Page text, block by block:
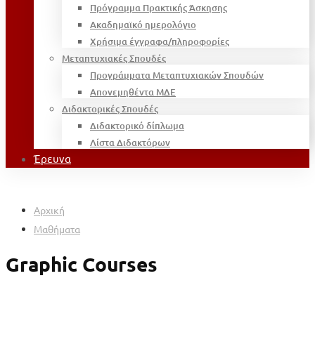
Πρόγραμμα Πρακτικής Άσκησης
Ακαδημαϊκό ημερολόγιο
Χρήσιμα έγγραφα/πληροφορίες
Μεταπτυχιακές Σπουδές
Προγράμματα Μεταπτυχιακών Σπουδών
Απονεμηθέντα ΜΔΕ
Διδακτορικές Σπουδές
Διδακτορικό δίπλωμα
Λίστα Διδακτόρων
Έρευνα
Αρχική
Μαθήματα
Graphic Courses